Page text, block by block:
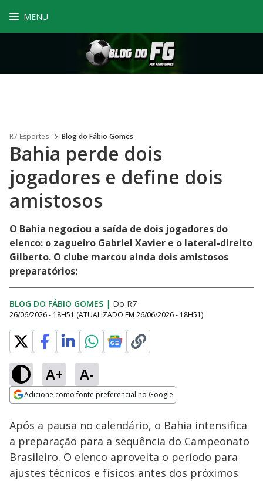
MENU
R7 Esportes Blog do Fábio Gomes
Bahia perde dois
jogadores e define dois
amistosos
O Bahia negociou a saída de dois jogadores do
elenco: o zagueiro Gabriel Xavier e o lateral-direito
Gilberto. O clube marcou ainda dois amistosos
preparatórios:
BLOG DO FÁBIO GOMES | Do R7
26/06/2026 - 18H51 (ATUALIZADO EM 26/06/2026 - 18H51)
A+ A-
Adicione como fonte preferencial no Google
Ativar
83.72%
Após a pausa no calendário, o Bahia intensifica
a preparação para a sequência do Campeonato
Brasileiro. O elenco aproveita o período para
ajustes técnicos e físicos antes dos próximos